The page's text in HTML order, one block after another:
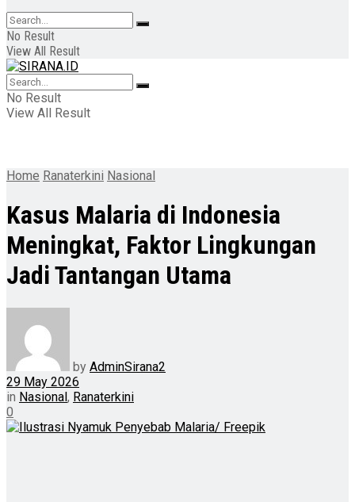
No Result
View All Result
No Result
View All Result
Home Ranaterkini Nasional
Kasus Malaria di Indonesia
Meningkat, Faktor Lingkungan
Jadi Tantangan Utama
by AdminSirana2
29 May 2026
in Nasional, Ranaterkini
0